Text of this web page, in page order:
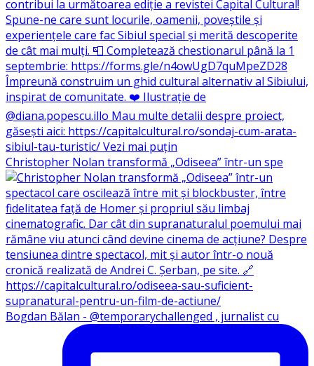
Christopher Nolan transformă „Odiseea” într-un spe
Bogdan Bălan - @temporarychallenged , jurnalist cu